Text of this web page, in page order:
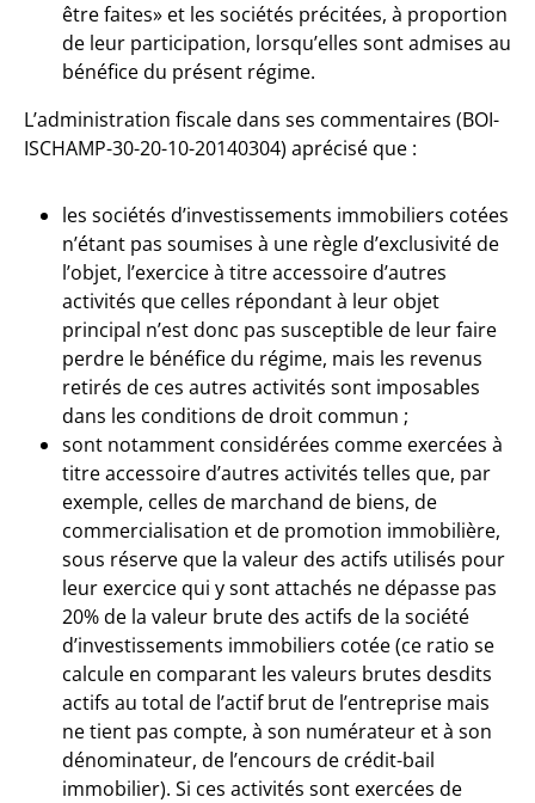
être faites» et les sociétés précitées, à proportion
de leur participation, lorsqu’elles sont admises au
bénéfice du présent régime.
L’administration fiscale dans ses commentaires (BOI-
ISCHAMP-30-20-10-20140304) aprécisé que :
les sociétés d’investissements immobiliers cotées
n’étant pas soumises à une règle d’exclusivité de
l’objet, l’exercice à titre accessoire d’autres
activités que celles répondant à leur objet
principal n’est donc pas susceptible de leur faire
perdre le bénéfice du régime, mais les revenus
retirés de ces autres activités sont imposables
dans les conditions de droit commun ;
sont notamment considérées comme exercées à
titre accessoire d’autres activités telles que, par
exemple, celles de marchand de biens, de
commercialisation et de promotion immobilière,
sous réserve que la valeur des actifs utilisés pour
leur exercice qui y sont attachés ne dépasse pas
20% de la valeur brute des actifs de la société
d’investissements immobiliers cotée (ce ratio se
calcule en comparant les valeurs brutes desdits
actifs au total de l’actif brut de l’entreprise mais
ne tient pas compte, à son numérateur et à son
dénominateur, de l’encours de crédit-bail
immobilier). Si ces activités sont exercées de